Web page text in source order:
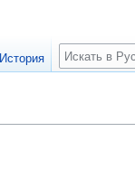
История Поиск